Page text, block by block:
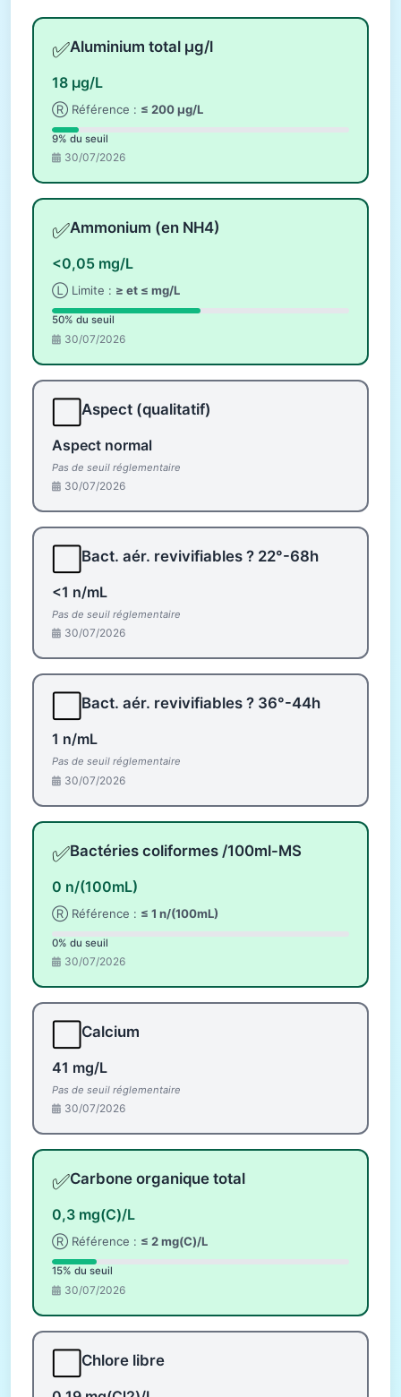
✅Aluminium total µg/l
18 µg/L
Ⓡ Référence : ≤ 200 µg/L
9% du seuil
30/07/2026
✅Ammonium (en NH4)
<0,05 mg/L
Ⓛ Limite : ≥ et ≤ mg/L
50% du seuil
30/07/2026
Aspect (qualitatif)
Aspect normal
Pas de seuil réglementaire
30/07/2026
Bact. aér. revivifiables ? 22°-68h
<1 n/mL
Pas de seuil réglementaire
30/07/2026
Bact. aér. revivifiables ? 36°-44h
1 n/mL
Pas de seuil réglementaire
30/07/2026
✅Bactéries coliformes /100ml-MS
0 n/(100mL)
Ⓡ Référence : ≤ 1 n/(100mL)
0% du seuil
30/07/2026
Calcium
41 mg/L
Pas de seuil réglementaire
30/07/2026
✅Carbone organique total
0,3 mg(C)/L
Ⓡ Référence : ≤ 2 mg(C)/L
15% du seuil
30/07/2026
Chlore libre